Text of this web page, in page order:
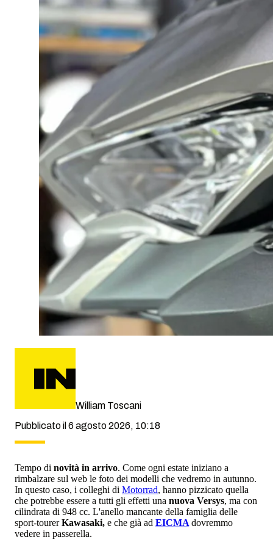
William Toscani
Pubblicato il 6 agosto 2026, 10:18
Tempo di novità in arrivo. Come ogni estate iniziano a
rimbalzare sul web le foto dei modelli che vedremo in autunno.
In questo caso, i colleghi di Motorrad, hanno pizzicato quella
che potrebbe essere a tutti gli effetti una nuova Versys, ma con
cilindrata di 948 cc. L'anello mancante della famiglia delle
sport-tourerKawasaki, e che già ad EICMA dovremmo
vedere in passerella.